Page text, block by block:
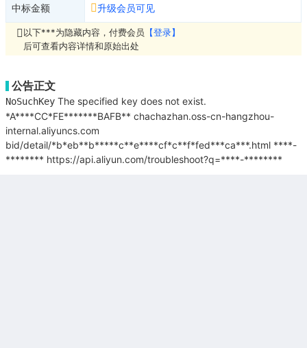
中标金额 升级会员可见
以下***为隐藏内容，付费会员 【登录】
后可查看内容详情和原始出处
公告正文
NoSuchKey The specified key does not exist.
*A****CC*FE*******BAFB** chachazhan.oss-cn-hangzhou-
internal.aliyuncs.com
bid/detail/*b*eb**b*****c**e****cf*c**f*fed***ca***.html ****-
******** https://api.aliyun.com/troubleshoot?q=****-********